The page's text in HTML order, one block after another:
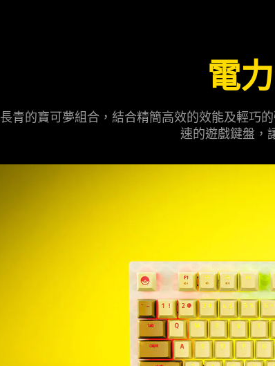
電
長青的寶可夢組合，結合精簡高效的效能及輕巧
速的遊戲鍵盤，